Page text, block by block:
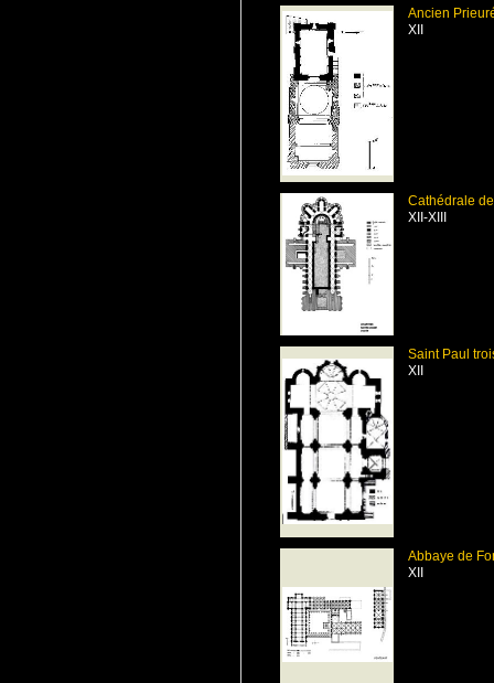
Ancien
XII
Cathédrale
XII-XIII
Saint Paul
XII
Abbaye de
XII